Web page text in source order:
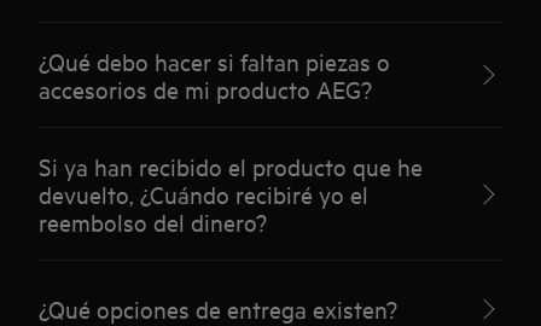
¿Qué debo hacer si faltan piezas o
accesorios de mi producto AEG?
Si ya han recibido el producto que he
devuelto, ¿Cuándo recibiré yo el
reembolso del dinero?
¿Qué opciones de entrega existen?